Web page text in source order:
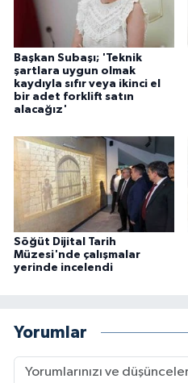
Başkan Subaşı; 'Teknik
şartlara uygun olmak
kaydıyla sıfır veya ikinci el
bir adet forklift satın
alacağız'
Söğüt Dijital Tarih
Müzesi'nde çalışmalar
yerinde incelendi
Yorumlar